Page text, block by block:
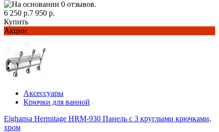
6 250 р.7 950 р.
Купить
Акции
Аксессуары
Крючки для ванной
Elghansa Hermitage HRM-930 Панель с 3 круглыми крючками,
хром